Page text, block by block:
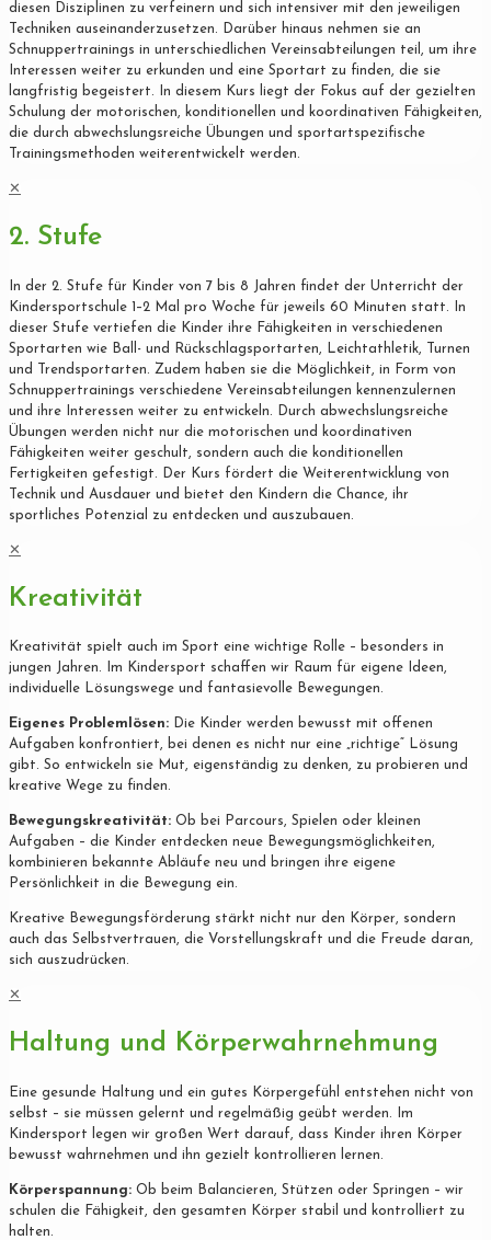
diesen Disziplinen zu verfeinern und sich intensiver mit den jeweiligen
Techniken auseinanderzusetzen. Darüber hinaus nehmen sie an
Schnuppertrainings in unterschiedlichen Vereinsabteilungen teil, um ihre
Interessen weiter zu erkunden und eine Sportart zu finden, die sie
langfristig begeistert. In diesem Kurs liegt der Fokus auf der gezielten
Schulung der motorischen, konditionellen und koordinativen Fähigkeiten,
die durch abwechslungsreiche Übungen und sportartspezifische
Trainingsmethoden weiterentwickelt werden.
✕
2. Stufe
In der 2. Stufe für Kinder von 7 bis 8 Jahren findet der Unterricht der
Kindersportschule 1–2 Mal pro Woche für jeweils 60 Minuten statt. In
dieser Stufe vertiefen die Kinder ihre Fähigkeiten in verschiedenen
Sportarten wie Ball- und Rückschlagsportarten, Leichtathletik, Turnen
und Trendsportarten. Zudem haben sie die Möglichkeit, in Form von
Schnuppertrainings verschiedene Vereinsabteilungen kennenzulernen
und ihre Interessen weiter zu entwickeln. Durch abwechslungsreiche
Übungen werden nicht nur die motorischen und koordinativen
Fähigkeiten weiter geschult, sondern auch die konditionellen
Fertigkeiten gefestigt. Der Kurs fördert die Weiterentwicklung von
Technik und Ausdauer und bietet den Kindern die Chance, ihr
sportliches Potenzial zu entdecken und auszubauen.
✕
Kreativität
Kreativität spielt auch im Sport eine wichtige Rolle – besonders in
jungen Jahren. Im Kindersport schaffen wir Raum für eigene Ideen,
individuelle Lösungswege und fantasievolle Bewegungen.
Eigenes Problemlösen: Die Kinder werden bewusst mit offenen
Aufgaben konfrontiert, bei denen es nicht nur eine „richtige“ Lösung
gibt. So entwickeln sie Mut, eigenständig zu denken, zu probieren und
kreative Wege zu finden.
Bewegungskreativität: Ob bei Parcours, Spielen oder kleinen
Aufgaben – die Kinder entdecken neue Bewegungsmöglichkeiten,
kombinieren bekannte Abläufe neu und bringen ihre eigene
Persönlichkeit in die Bewegung ein.
Kreative Bewegungsförderung stärkt nicht nur den Körper, sondern
auch das Selbstvertrauen, die Vorstellungskraft und die Freude daran,
sich auszudrücken.
✕
Haltung und Körperwahrnehmung
Eine gesunde Haltung und ein gutes Körpergefühl entstehen nicht von
selbst – sie müssen gelernt und regelmäßig geübt werden. Im
Kindersport legen wir großen Wert darauf, dass Kinder ihren Körper
bewusst wahrnehmen und ihn gezielt kontrollieren lernen.
Körperspannung: Ob beim Balancieren, Stützen oder Springen – wir
schulen die Fähigkeit, den gesamten Körper stabil und kontrolliert zu
halten.